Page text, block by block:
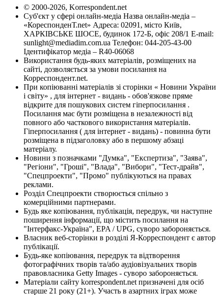
© 2000-2026, Korrespondent.net
Суб'єкт у сфері онлайн-медіа Назва онлайн-медіа –
«КореспонденТ.net» Адреса: 02091, місто Київ,
ХАРКІВСЬКЕ ШОСЕ, будинок 172-Б, офіс 208/1 E-mail:
sunlight@mediadim.com.ua Телефон: 044-205-43-00
Ідентифікатор медіа – R40-06068
Використання будь-яких матеріалів, розміщених на
сайті, дозволяється за умови посилання на
Корреспондент.net.
При копіюванні матеріалів зі сторінки « Новини України
і світу» , для інтернет - видань - обов'язкове пряме
відкрите для пошукових систем гіперпосилання .
Посилання має бути розміщена в незалежності від
повного або часткового використання матеріалів.
Гіперпосилання ( для інтернет - видань) - повинна бути
розміщена в підзаголовку або в першому абзаці
матеріалу.
Новини з позначками "Думка", "Експертиза", "Заява",
"Регіони", "Гроші", "Влада", "Вибори", "Тест-драйв",
"Спецпроекти", "Промо" публікуються на правах
реклами.
Розділ Спецпроекти створюється спільно з
комерційними партнерами.
Будь яке копіювання, публікація, передрук, чи наступне
поширення інформації, що містить посилання на
"Інтерфакс-Україна", EPA / UPG, суворо забороняється.
Власник веб-сторінки в розділі Я-Корреспондент є автор
публікації.
Будь-яке копіювання, передрук та відтворення
фотографічних творів та/або аудіовізуальних творів
правовласника Getty Images - суворо забороняється.
Матеріали сайту korrespondent.net призначені для осіб
старше 21 року (21+). Участь в азартних іграх може